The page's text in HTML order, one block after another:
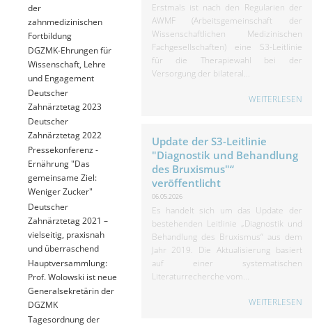
der
zahnmedizinischen
Fortbildung
DGZMK-Ehrungen für
Wissenschaft, Lehre
und Engagement
Deutscher
Zahnärztetag 2023
Deutscher
Zahnärztetag 2022
Pressekonferenz -
Ernährung "Das
gemeinsame Ziel:
Weniger Zucker"
Deutscher
Zahnärztetag 2021 –
vielseitig, praxisnah
und überraschend
Hauptversammlung:
Prof. Wolowski ist neue
Generalsekretärin der
DGZMK
Tagesordnung der
Erstmals ist nach den Regularien der
AWMF (Arbeitsgemeinschaft der
Wissenschaftlichen Medizinischen
Fachgesellschaften) eine S3-Leitlinie
für die Therapiewahl bei der
Versorgung der bilateral...
WEITERLESEN
Update der S3-Leitlinie
"Diagnostik und Behandlung
des Bruxismus"“
veröffentlicht
06.05.2026
Es handelt sich um das Update der
bestehenden Leitlinie „Diagnostik und
Behandlung des Bruxismus“ aus dem
Jahr 2019. Die Aktualisierung basiert
auf einer systematischen
Literaturrecherche vom...
WEITERLESEN